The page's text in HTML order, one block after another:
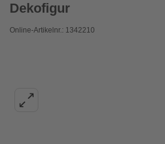
Dekofigur
Online-Artikelnr.: 1342210